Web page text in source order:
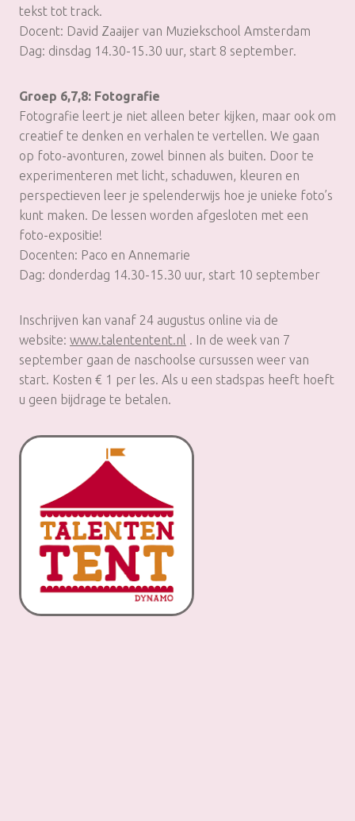
tekst tot track.
Docent: David Zaaijer van Muziekschool Amsterdam
Dag: dinsdag 14.30-15.30 uur, start 8 september.
Groep 6,7,8: Fotografie
Fotografie leert je niet alleen beter kijken, maar ook om
creatief te denken en verhalen te vertellen. We gaan
op foto-avonturen, zowel binnen als buiten. Door te
experimenteren met licht, schaduwen, kleuren en
perspectieven leer je spelenderwijs hoe je unieke foto’s
kunt maken. De lessen worden afgesloten met een
foto-expositie!
Docenten: Paco en Annemarie
Dag: donderdag 14.30-15.30 uur, start 10 september
Inschrijven kan vanaf 24 augustus online via de
website: www.talententent.nl . In de week van 7
september gaan de naschoolse cursussen weer van
start. Kosten € 1 per les. Als u een stadspas heeft hoeft
u geen bijdrage te betalen.